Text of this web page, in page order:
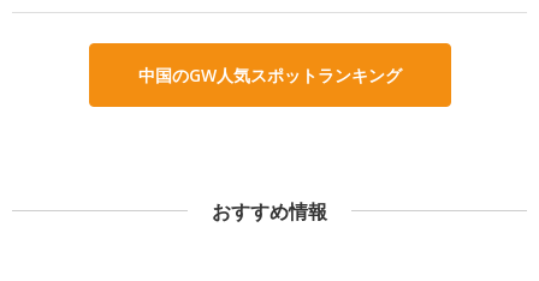
中国のGW人気スポットランキング
おすすめ情報